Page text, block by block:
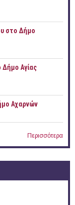
στο Δήμο
Δήμο Αγίας
Αχαρνών
Περισσότερα